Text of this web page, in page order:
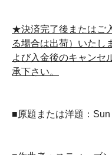
★決済完了後またはご
る場合は出荷）いたし
よび入金後のキャンセ
承下さい。
■原題または洋題：